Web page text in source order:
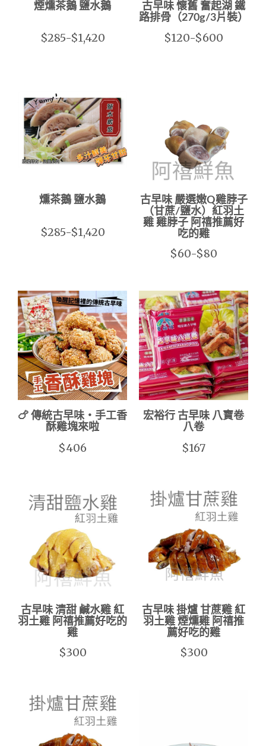
煙燻茶鵝 鹽水鵝
$285-$1,420
古早味 懷舊 奮起湖 鐵
路排骨（270g/3片裝）
$120-$600
燻茶鵝 鹽水鵝
$285-$1,420
古早味 嚴選嫩Q雞脖子
（甘蔗/鹽水）紅羽土
雞 雞脖子 阿禧推薦好
吃的雞
$60-$80
🍗 傳統古早味・手工香
酥雞塊來啦
$406
宏裕行 古早味 八寶卷
八卷
$167
古早味 清甜 鹹水雞 紅
羽土雞 阿禧推薦好吃的
雞
$300
古早味 掛爐 甘蔗雞 紅
羽土雞 煙燻雞 阿禧推
薦好吃的雞
$300